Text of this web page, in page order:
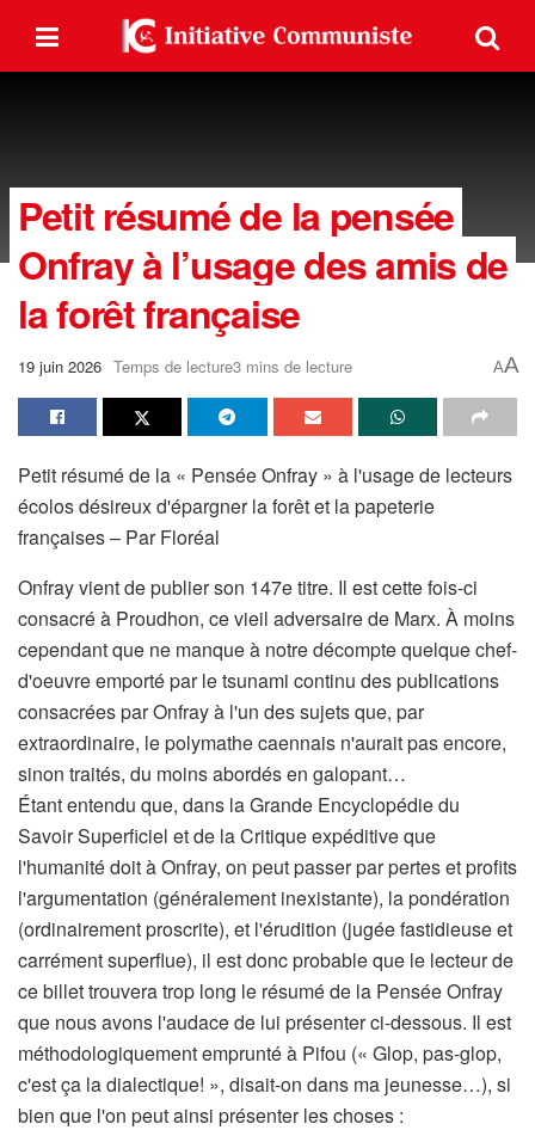
Petit résumé de la pensée
Onfray à l’usage des amis de
la forêt française
19 juin 2026 Temps de lecture3 mins de lecture AA
Petit résumé de la « Pensée Onfray » à l'usage de lecteurs
écolos désireux d'épargner la forêt et la papeterie
françaises – Par Floréal
Onfray vient de publier son 147e titre. Il est cette fois-ci
consacré à Proudhon, ce vieil adversaire de Marx. À moins
cependant que ne manque à notre décompte quelque chef-
d'oeuvre emporté par le tsunami continu des publications
consacrées par Onfray à l'un des sujets que, par
extraordinaire, le polymathe caennais n'aurait pas encore,
sinon traités, du moins abordés en galopant…
Étant entendu que, dans la Grande Encyclopédie du
Savoir Superficiel et de la Critique expéditive que
l'humanité doit à Onfray, on peut passer par pertes et profits
l'argumentation (généralement inexistante), la pondération
(ordinairement proscrite), et l'érudition (jugée fastidieuse et
carrément superflue), il est donc probable que le lecteur de
ce billet trouvera trop long le résumé de la Pensée Onfray
que nous avons l'audace de lui présenter ci-dessous. Il est
méthodologiquement emprunté à Pifou (« Glop, pas-glop,
c'est ça la dialectique! », disait-on dans ma jeunesse…), si
bien que l'on peut ainsi présenter les choses :